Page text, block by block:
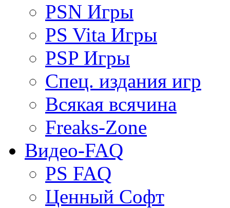
PSN Игры
PS Vita Игры
PSP Игры
Спец. издания игр
Всякая всячина
Freaks-Zone
Видео-FAQ
PS FAQ
Ценный Софт